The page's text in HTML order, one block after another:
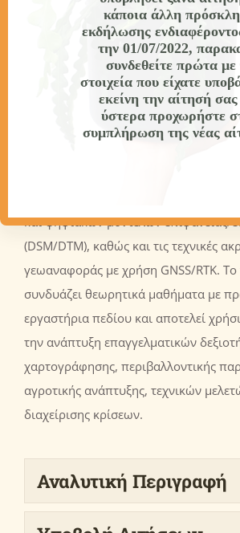
Το πρόγραμμα καλύπτει όλες τις
διαδικασίας: από τη σχεδίαση και
αποστολών πτήσης, τη ρύθμιση και
κατάλληλο φορτίο (payload), μέχρι τη
συλλογή εναέριων δεδομένων και την
τους με φωτογραμμετρικά λογισμικά,
και ψηφιακών μοντέλων επιφάνειας/
(DSM/DTM), καθώς και τις τεχνικές
γεωαναφοράς με χρήση GNSS/RTK.
συνδυάζει θεωρητικά μαθήματα με
εργαστήρια πεδίου και αποτελεί
την ανάπτυξη επαγγελματικών
χαρτογράφησης, περιβαλλοντικής
αγροτικής ανάπτυξης, τεχνικών
διαχείρισης κρίσεων.
Αναλυτική Περιγραφή
κάποια άλλη
εκδήλωσης
την 01/07/2022,
συνδεθείτε πρώτα με
στοιχεία που είχατε
εκείνη την αίτησή σας
ύστερα προχωρήστε
συμπλήρωση της νέας